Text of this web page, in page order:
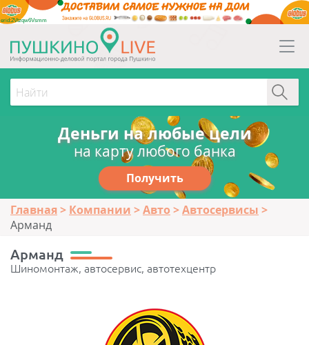
erid:2Vtzqw6Vsmm
Деньги на любые цели
на карту любого банка
Получить
Главная Компании Авто
Автосервисы
Арманд
Арманд
Шиномонтаж, автосервис, автотехцентр